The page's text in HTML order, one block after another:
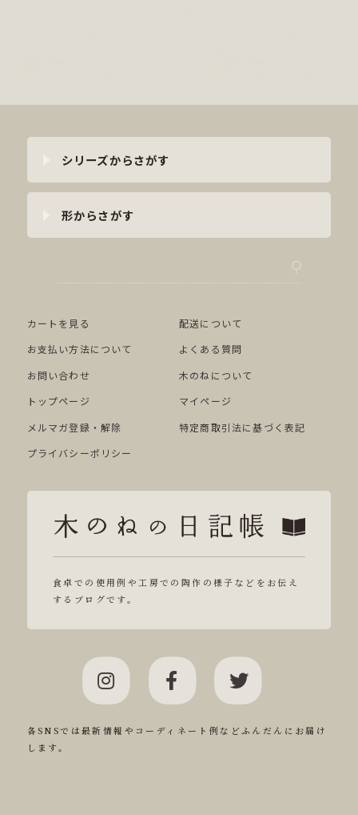
シリーズからさがす
形からさがす
カートを見る
配送について
お支払い方法について
よくある質問
お問い合わせ
木のねについて
トップページ
マイページ
メルマガ登録・解除
特定商取引法に基づく表記
プライバシーポリシー
食卓での使用例や工房での陶作の様子などをお伝え
するブログです。
各SNSでは最新情報やコーディネート例などふんだんにお届け
します。